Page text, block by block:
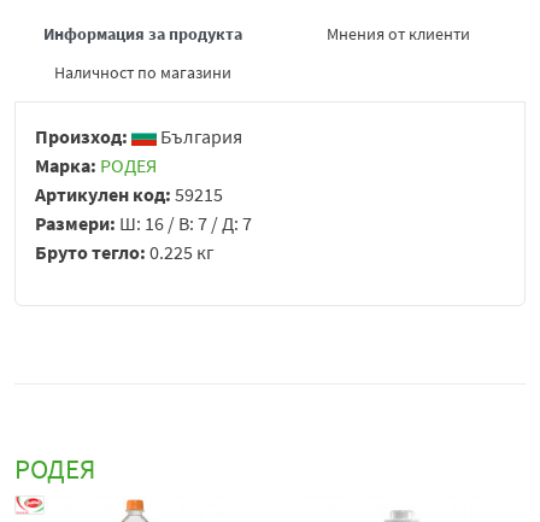
Информация за продукта
Мнения от клиенти
Наличност по магазини
Произход:
България
Марка: РОДЕЯ
Артикулен код: 59215
Размери: Ш: 16 / В: 7 / Д: 7
Бруто тегло: 0.225 кг
РОДЕЯ